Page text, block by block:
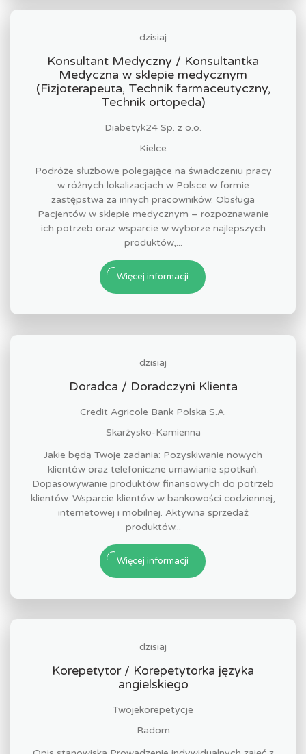
dzisiaj
Konsultant Medyczny / Konsultantka
Medyczna w sklepie medycznym
(Fizjoterapeuta, Technik farmaceutyczny,
Technik ortopeda)
Diabetyk24 Sp. z o.o.
Kielce
Podróże służbowe polegające na świadczeniu pracy
w różnych lokalizacjach w Polsce w formie
zastępstwa za innych pracowników. Obsługa
Pacjentów w sklepie medycznym – rozpoznawanie
ich potrzeb oraz wsparcie w wyborze najlepszych
produktów,...
Więcej informacji
dzisiaj
Doradca / Doradczyni Klienta
Credit Agricole Bank Polska S.A.
Skarżysko-Kamienna
Jakie będą Twoje zadania: Pozyskiwanie nowych
klientów oraz telefoniczne umawianie spotkań.
Dopasowywanie produktów finansowych do potrzeb
klientów. Wsparcie klientów w bankowości codziennej,
internetowej i mobilnej. Aktywna sprzedaż
produktów...
Więcej informacji
dzisiaj
Korepetytor / Korepetytorka języka
angielskiego
Twojekorepetycje
Radom